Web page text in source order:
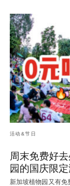
活动&节日
周末免费好
园的国庆限
新加坡植物园又有